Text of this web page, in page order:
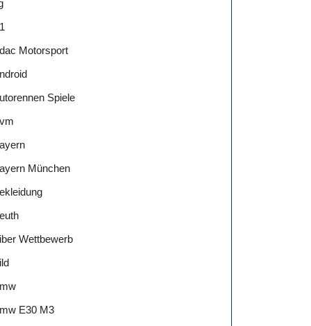
Motorsport
Spiele
München
Wettbewerb
E30 M3